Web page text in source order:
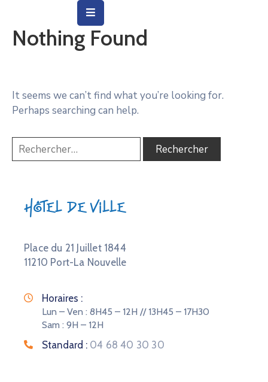
Ville
Quotidienne
Social
Culture
Nothing Found
It seems we can’t find what you’re looking for.
Perhaps searching can help.
Hôtel de Ville
Place du 21 Juillet 1844
11210 Port-La Nouvelle
Horaires :
Lun – Ven : 8H45 – 12H // 13H45 – 17H30
Sam : 9H – 12H
Standard : 04 68 40 30 30